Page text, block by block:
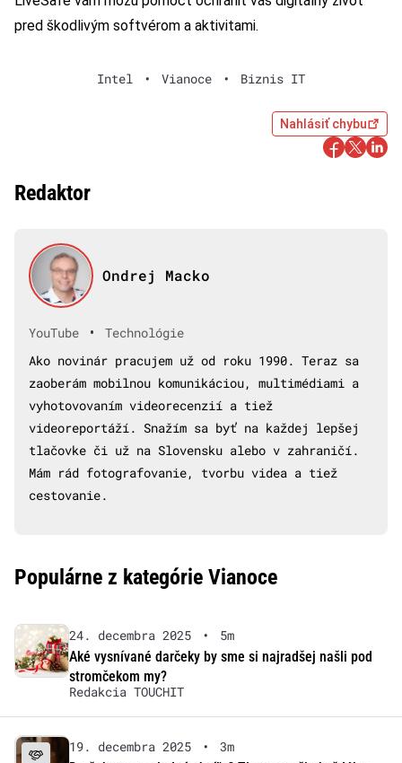
pred škodlivým softvérom a aktivitami.
Intel • Vianoce • Biznis IT
Nahlásiť chybu
Redaktor
Ondrej Macko
YouTube •
Technológie
Ako novinár pracujem už od roku 1990. Teraz sa
zaoberám mobilnou komunikáciou, multimédiami a
vyhotovovaním videorecenzií a tiež
videoreportáží. Snažím sa byť na každej lepšej
tlačovke či už na Slovensku alebo v zahraničí.
Mám rád fotografovanie, tvorbu videa a tiež
cestovanie.
Populárne z kategórie Vianoce
24. decembra 2025 •
5m
Aké vysnívané darčeky by sme si najradšej našli pod
stromčekom my?
Redakcia TOUCHIT
19. decembra 2025 •
3m